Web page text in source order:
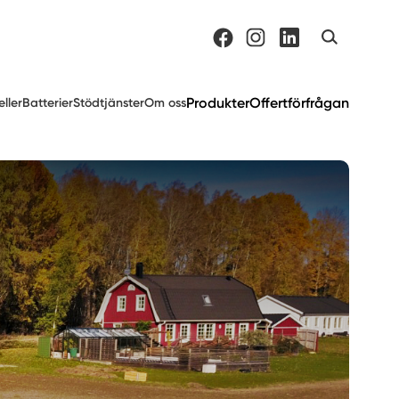
BatterierStödtjänsterOm ossProdukterOffertförfrågan